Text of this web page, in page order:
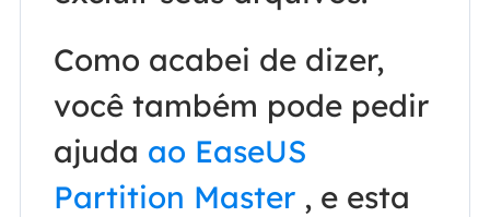
Como acabei de dizer,
você também pode pedir
ajuda ao EaseUS
Partition Master, e esta